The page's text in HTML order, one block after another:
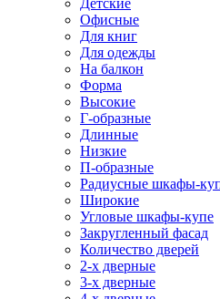
Детские
Офисные
Для книг
Для одежды
На балкон
Форма
Высокие
Г-образные
Длинные
Низкие
П-образные
Радиусные шкафы-
Широкие
Угловые шкафы-купе
Закругленный фасад
Количество дверей
2-х дверные
3-х дверные